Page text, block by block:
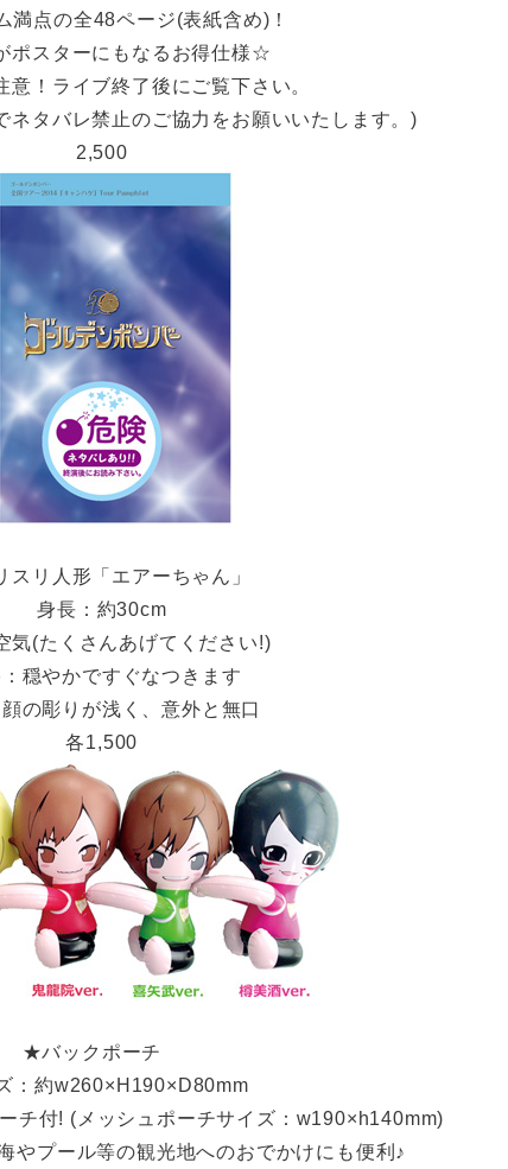
満点の全48ページ(表紙含め)！
ポスターにもなるお得仕様☆
！ライブ終了後にご覧下さい。
ネタバレ禁止のご協力をお願いいたします。)
2,500
スリ人形「エアーちゃん」
身長：約30cm
気(たくさんあげてください!)
穏やかですぐなつきます
の彫りが浅く、意外と無口
各1,500
★バックポーチ
：約w260×H190×D80mm
チ付! (メッシュポーチサイズ：w190×h140mm)
やプール等の観光地へのおでかけにも便利♪